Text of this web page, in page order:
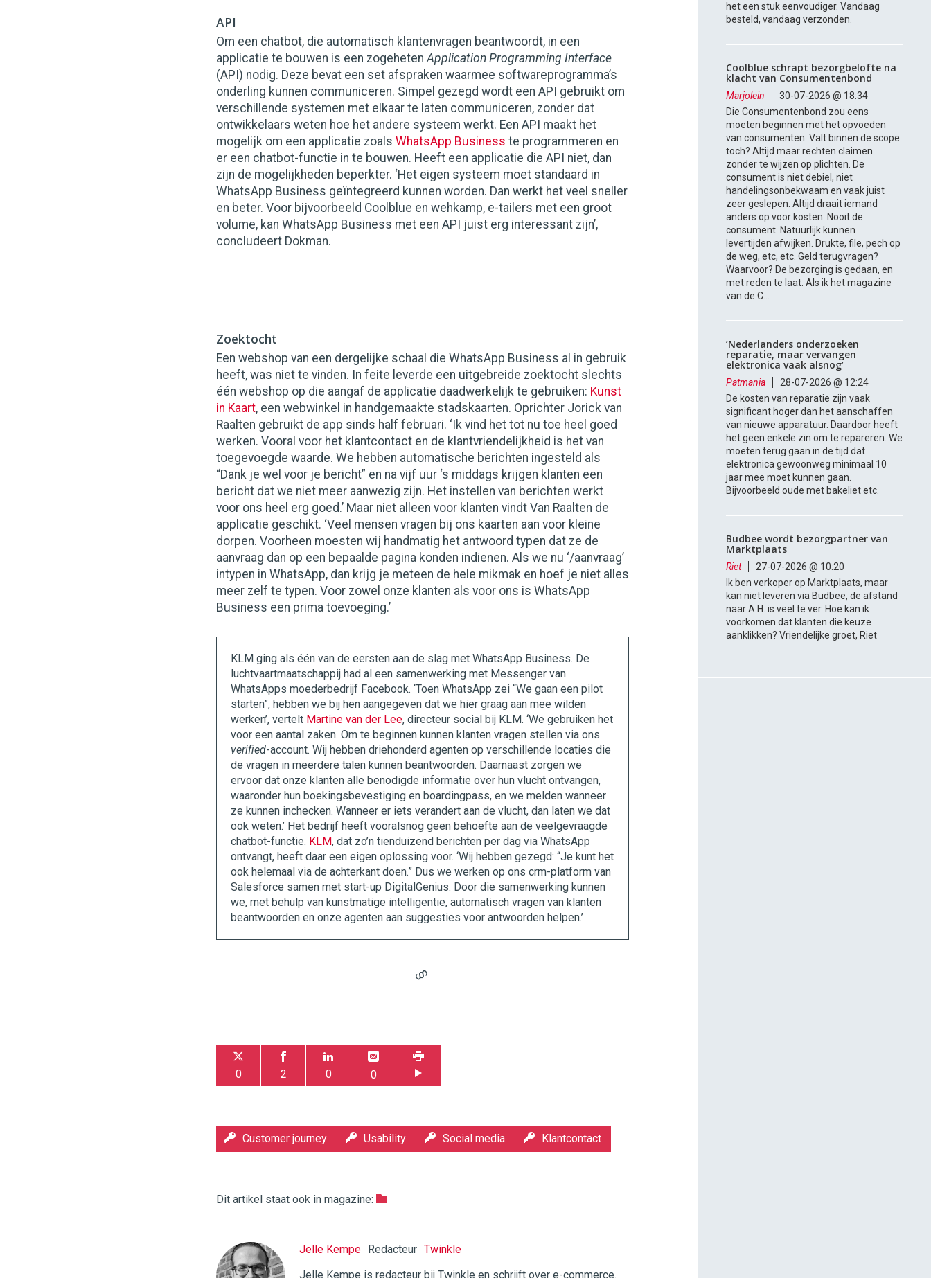
API
Om een chatbot, die automatisch klantenvragen beantwoordt, in een
applicatie te bouwen is een zogehetenApplication Programming Interface
(API) nodig. Deze bevat een set afspraken waarmee softwareprogramma’s
onderling kunnen communiceren. Simpel gezegd wordt een API gebruikt om
verschillende systemen met elkaar te laten communiceren, zonder dat
ontwikkelaars weten hoe het andere systeem werkt. Een API maakt het
mogelijk om een applicatie zoals WhatsApp Business te programmeren en
er een chatbot-functie in te bouwen. Heeft een applicatie die API niet, dan
zijn de mogelijkheden beperkter. ‘Het eigen systeem moet standaard in
WhatsApp Business geïntegreerd kunnen worden. Dan werkt het veel sneller
en beter. Voor bijvoorbeeld Coolblue en wehkamp, e-tailers met een groot
volume, kan WhatsApp Business met een API juist erg interessant zijn’,
concludeert Dokman.
Zoektocht
Een webshop van een dergelijke schaal die WhatsApp Business al in gebruik
heeft, was niet te vinden. In feite leverde een uitgebreide zoektocht slechts
één webshop op die aangaf de applicatie daadwerkelijk te gebruiken: Kunst
in Kaart, een webwinkel in handgemaakte stadskaarten. Oprichter Jorick van
Raalten gebruikt de app sinds half februari. ‘Ik vind het tot nu toe heel goed
werken. Vooral voor het klantcontact en de klantvriendelijkheid is het van
toegevoegde waarde. We hebben automatische berichten ingesteld als
“Dank je wel voor je bericht” en na vijf uur ‘s middags krijgen klanten een
bericht dat we niet meer aanwezig zijn. Het instellen van berichten werkt
voor ons heel erg goed.’ Maar niet alleen voor klanten vindt Van Raalten de
applicatie geschikt. ‘Veel mensen vragen bij ons kaarten aan voor kleine
dorpen. Voorheen moesten wij handmatig het antwoord typen dat ze de
aanvraag dan op een bepaalde pagina konden indienen. Als we nu ‘/aanvraag’
intypen in WhatsApp, dan krijg je meteen de hele mikmak en hoef je niet alles
meer zelf te typen. Voor zowel onze klanten als voor ons is WhatsApp
Business een prima toevoeging.’
KLM ging als één van de eersten aan de slag met WhatsApp Business. De
luchtvaartmaatschappij had al een samenwerking met Messenger van
WhatsApps moederbedrijf Facebook. ‘Toen WhatsApp zei “We gaan een pilot
starten”, hebben we bij hen aangegeven dat we hier graag aan mee wilden
werken’, vertelt Martine van der Lee, directeur social bij KLM. ‘We gebruiken het
voor een aantal zaken. Om te beginnen kunnen klanten vragen stellen via ons
verified-account. Wij hebben driehonderd agenten op verschillende locaties die
de vragen in meerdere talen kunnen beantwoorden. Daarnaast zorgen we
ervoor dat onze klanten alle benodigde informatie over hun vlucht ontvangen,
waaronder hun boekingsbevestiging en boardingpass, en we melden wanneer
ze kunnen inchecken. Wanneer er iets verandert aan de vlucht, dan laten we dat
ook weten.’ Het bedrijf heeft vooralsnog geen behoefte aan de veelgevraagde
chatbot-functie. KLM, dat zo’n tienduizend berichten per dag via WhatsApp
ontvangt, heeft daar een eigen oplossing voor. ‘Wij hebben gezegd: “Je kunt het
ook helemaal via de achterkant doen.” Dus we werken op ons crm-platform van
Salesforce samen met start-up DigitalGenius. Door die samenwerking kunnen
we, met behulp van kunstmatige intelligentie, automatisch vragen van klanten
beantwoorden en onze agenten aan suggesties voor antwoorden helpen.’
0 2 0 0
Customer journey Usability Social media Klantcontact
Dit artikel staat ook in magazine:
Jelle Kempe Redacteur Twinkle
Jelle Kempe is redacteur bij Twinkle en schrijft over e-commerce.
Twinkle
|
het een stuk eenvoudiger. Vandaag
besteld, vandaag verzonden.
Coolblue schrapt bezorgbelofte na
klacht van Consumentenbond
Marjolein
30-07-2026 @ 18:34
Die Consumentenbond zou eens
moeten beginnen met het opvoeden
van consumenten. Valt binnen de scope
toch? Altijd maar rechten claimen
zonder te wijzen op plichten. De
consument is niet debiel, niet
handelingsonbekwaam en vaak juist
zeer geslepen. Altijd draait iemand
anders op voor kosten. Nooit de
consument. Natuurlijk kunnen
levertijden afwijken. Drukte, file, pech op
de weg, etc, etc. Geld terugvragen?
Waarvoor? De bezorging is gedaan, en
met reden te laat. Als ik het magazine
van de C...
‘Nederlanders onderzoeken
reparatie, maar vervangen
elektronica vaak alsnog’
Patmania
28-07-2026 @ 12:24
De kosten van reparatie zijn vaak
significant hoger dan het aanschaffen
van nieuwe apparatuur. Daardoor heeft
het geen enkele zin om te repareren. We
moeten terug gaan in de tijd dat
elektronica gewoonweg minimaal 10
jaar mee moet kunnen gaan.
Bijvoorbeeld oude met bakeliet etc.
Budbee wordt bezorgpartner van
Marktplaats
Riet
27-07-2026 @ 10:20
Ik ben verkoper op Marktplaats, maar
kan niet leveren via Budbee, de afstand
naar A.H. is veel te ver. Hoe kan ik
voorkomen dat klanten die keuze
aanklikken? Vriendelijke groet, Riet